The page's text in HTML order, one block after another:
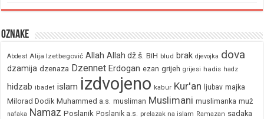
Oznake
Abdest Alija Izetbegović Allah Allah dž.š. BiH blud brak djevojka dova
dzamija dzenaza Dzennet Erdogan ezan grijeh grijesi hadis hadz
hidzab ibadet islam izdvojeno kabur Kur'an ljubav majka
Milorad Dodik Muhammed a.s. musliman Muslimani muslimanka muž
nafaka Namaz Poslanik Poslanik a.s. prelazak na islam Ramazan sadaka